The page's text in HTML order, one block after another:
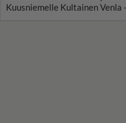
Kuusniemelle Kultainen Venla